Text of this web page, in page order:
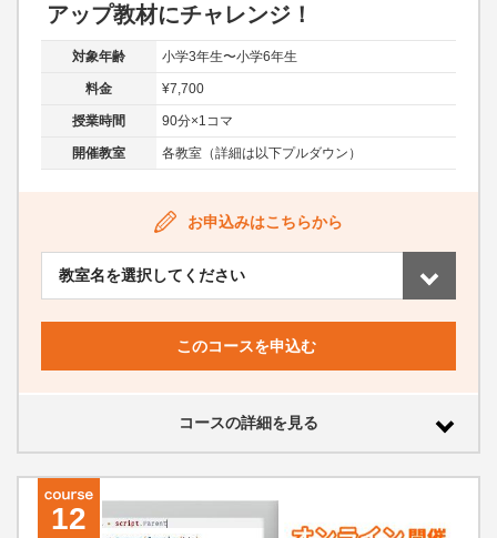
アップ教材にチャレンジ！
対象年齢 小学3年生〜小学6年生
料金 ¥7,700
授業時間 90分×1コマ
開催教室 各教室（詳細は以下プルダウン）
お申込みはこちらから
このコースを申込む
コースの詳細を見る
12